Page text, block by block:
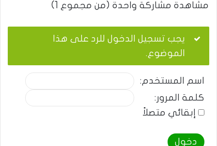
مشاهدة مشاركة واحدة (من مجموع 1)
يجب تسجيل الدخول للرد على هذا
الموضوع.
اسم المستخدم:
كلمة المرور:
إبقائي متصلاً
دخول